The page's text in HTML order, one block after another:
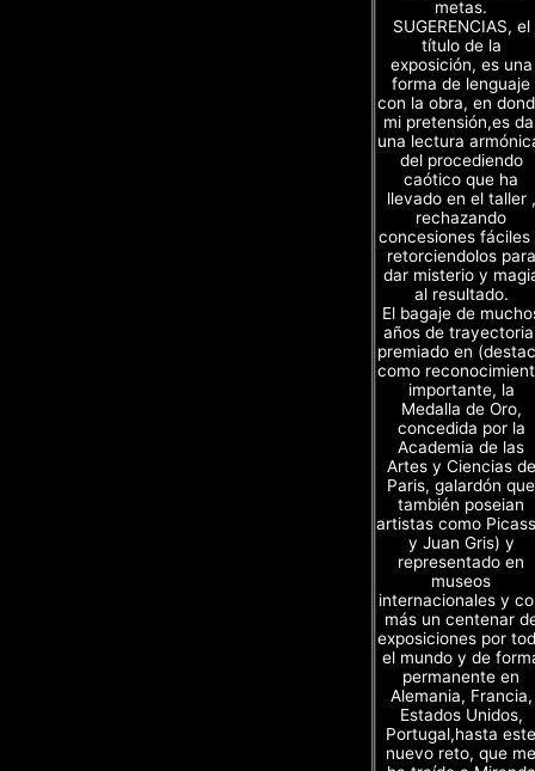
metas.
SUGERENCIAS, el
título de la
exposición, es una
forma de lenguaje
con la obra, en
mi pretensión,es
una lectura
del procediendo
caótico que ha
llevado en el taller ,
rechazando
concesiones fáciles
retorciendolos para
dar misterio y
al resultado.
El bagaje de
años de
premiado en
como
importante, la
Medalla de Oro,
concedida por la
Academia de las
Artes y Ciencias de
Paris, galardón que
también poseian
artistas como
y Juan Gris) y
representado en
museos
internacionales y
más un centenar
exposiciones por
el mundo y de
permanente en
Alemania, Francia,
Estados Unidos,
Portugal,hasta este
nuevo reto, que me